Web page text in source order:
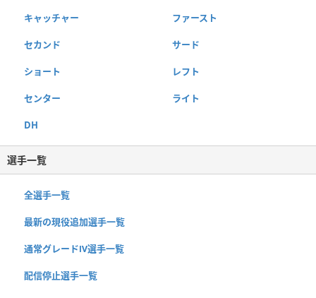
キャッチャー ファースト
セカンド サード
ショート レフト
センター ライト
DH
選手一覧
全選手一覧
最新の現役追加選手一覧
通常グレードⅣ選手一覧
配信停止選手一覧